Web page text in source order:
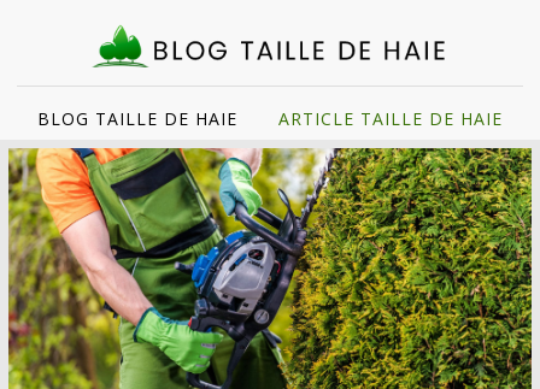
BLOG TAILLE DE HAIE ARTICLE TAILLE DE HAIE